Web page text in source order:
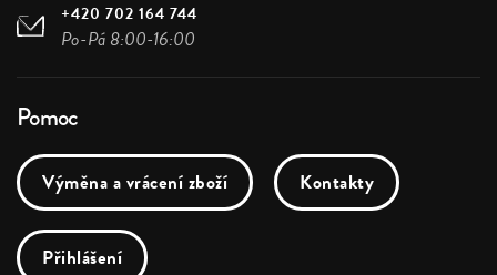
+420 702 164 744
Po-Pá 8:00-16:00
Pomoc
Výměna a vrácení zboží Kontakty
Přihlášení